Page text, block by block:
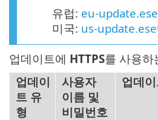
유럽: eu-
미국: us-
업데이트에 HTTPS를 사용하
업데이
트 유
형
사용자
이름 및
비밀번호
업데